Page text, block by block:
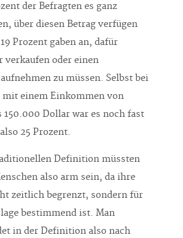
der Befragten es ganz
über diesen Betrag verfügen
Prozent gaben an, dafür
verkaufen oder einen
zu müssen. Selbst bei
mit einem Einkommen von
150.000 Dollar war es noch fast
25 Prozent.
Definition müssten
also arm sein, da ihre
zeitlich begrenzt, sondern für
bestimmend ist. Man
in der Definition also nach